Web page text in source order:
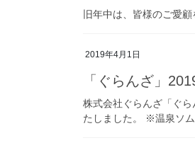
旧年中は、皆様のご愛
2019年4月1日
「ぐらんざ」
株式会社ぐらんざ「ぐ
たしました。 ※温泉ソム